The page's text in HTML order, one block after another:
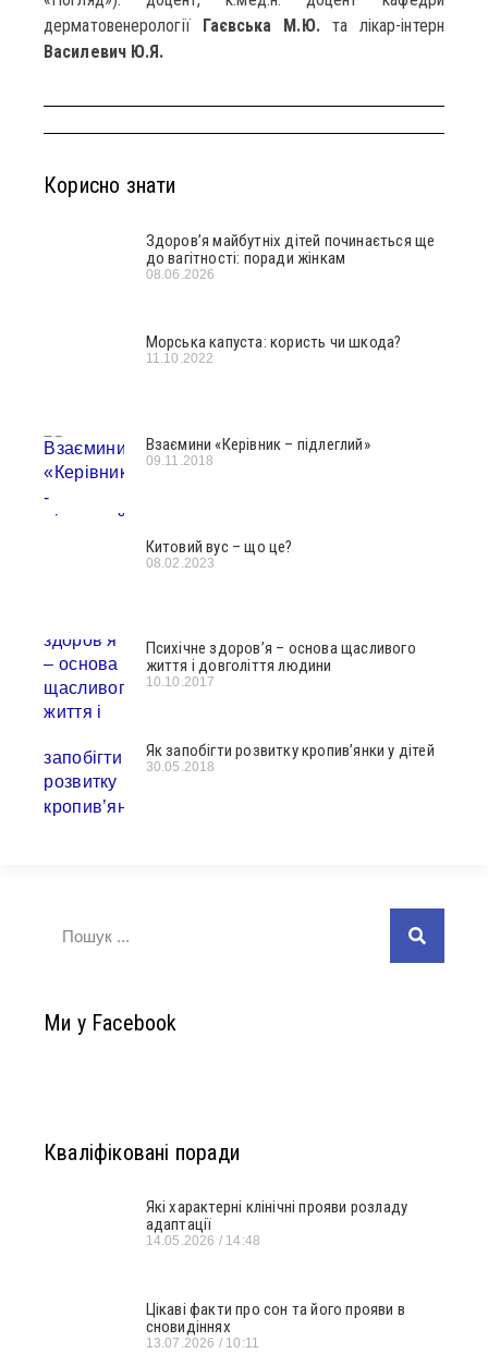
дерматовенерології Гаєвська М.Ю.та лікар-інтерн
Василевич Ю.Я.
Корисно знати
Здоров’я майбутніх дітей починається ще
до вагітності: поради жінкам
08.06.2026
Морська капуста: користь чи шкода?
11.10.2022
Взаємини «Керівник – підлеглий»
09.11.2018
Китовий вус – що це?
08.02.2023
Психічне здоров’я – основа щасливого
життя і довголіття людини
10.10.2017
Як запобігти розвитку кропив’янки у дітей
30.05.2018
Ми у Facebook
Кваліфіковані поради
Які характерні клінічні прояви розладу
адаптації
14.05.2026 14:48
Цікаві факти про сон та його прояви в
сновидіннях
13.07.2026 10:11